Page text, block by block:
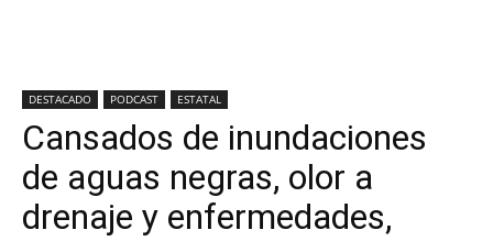
DESTACADO PODCAST ESTATAL
Cansados de inundaciones
de aguas negras, olor a
drenaje y enfermedades,